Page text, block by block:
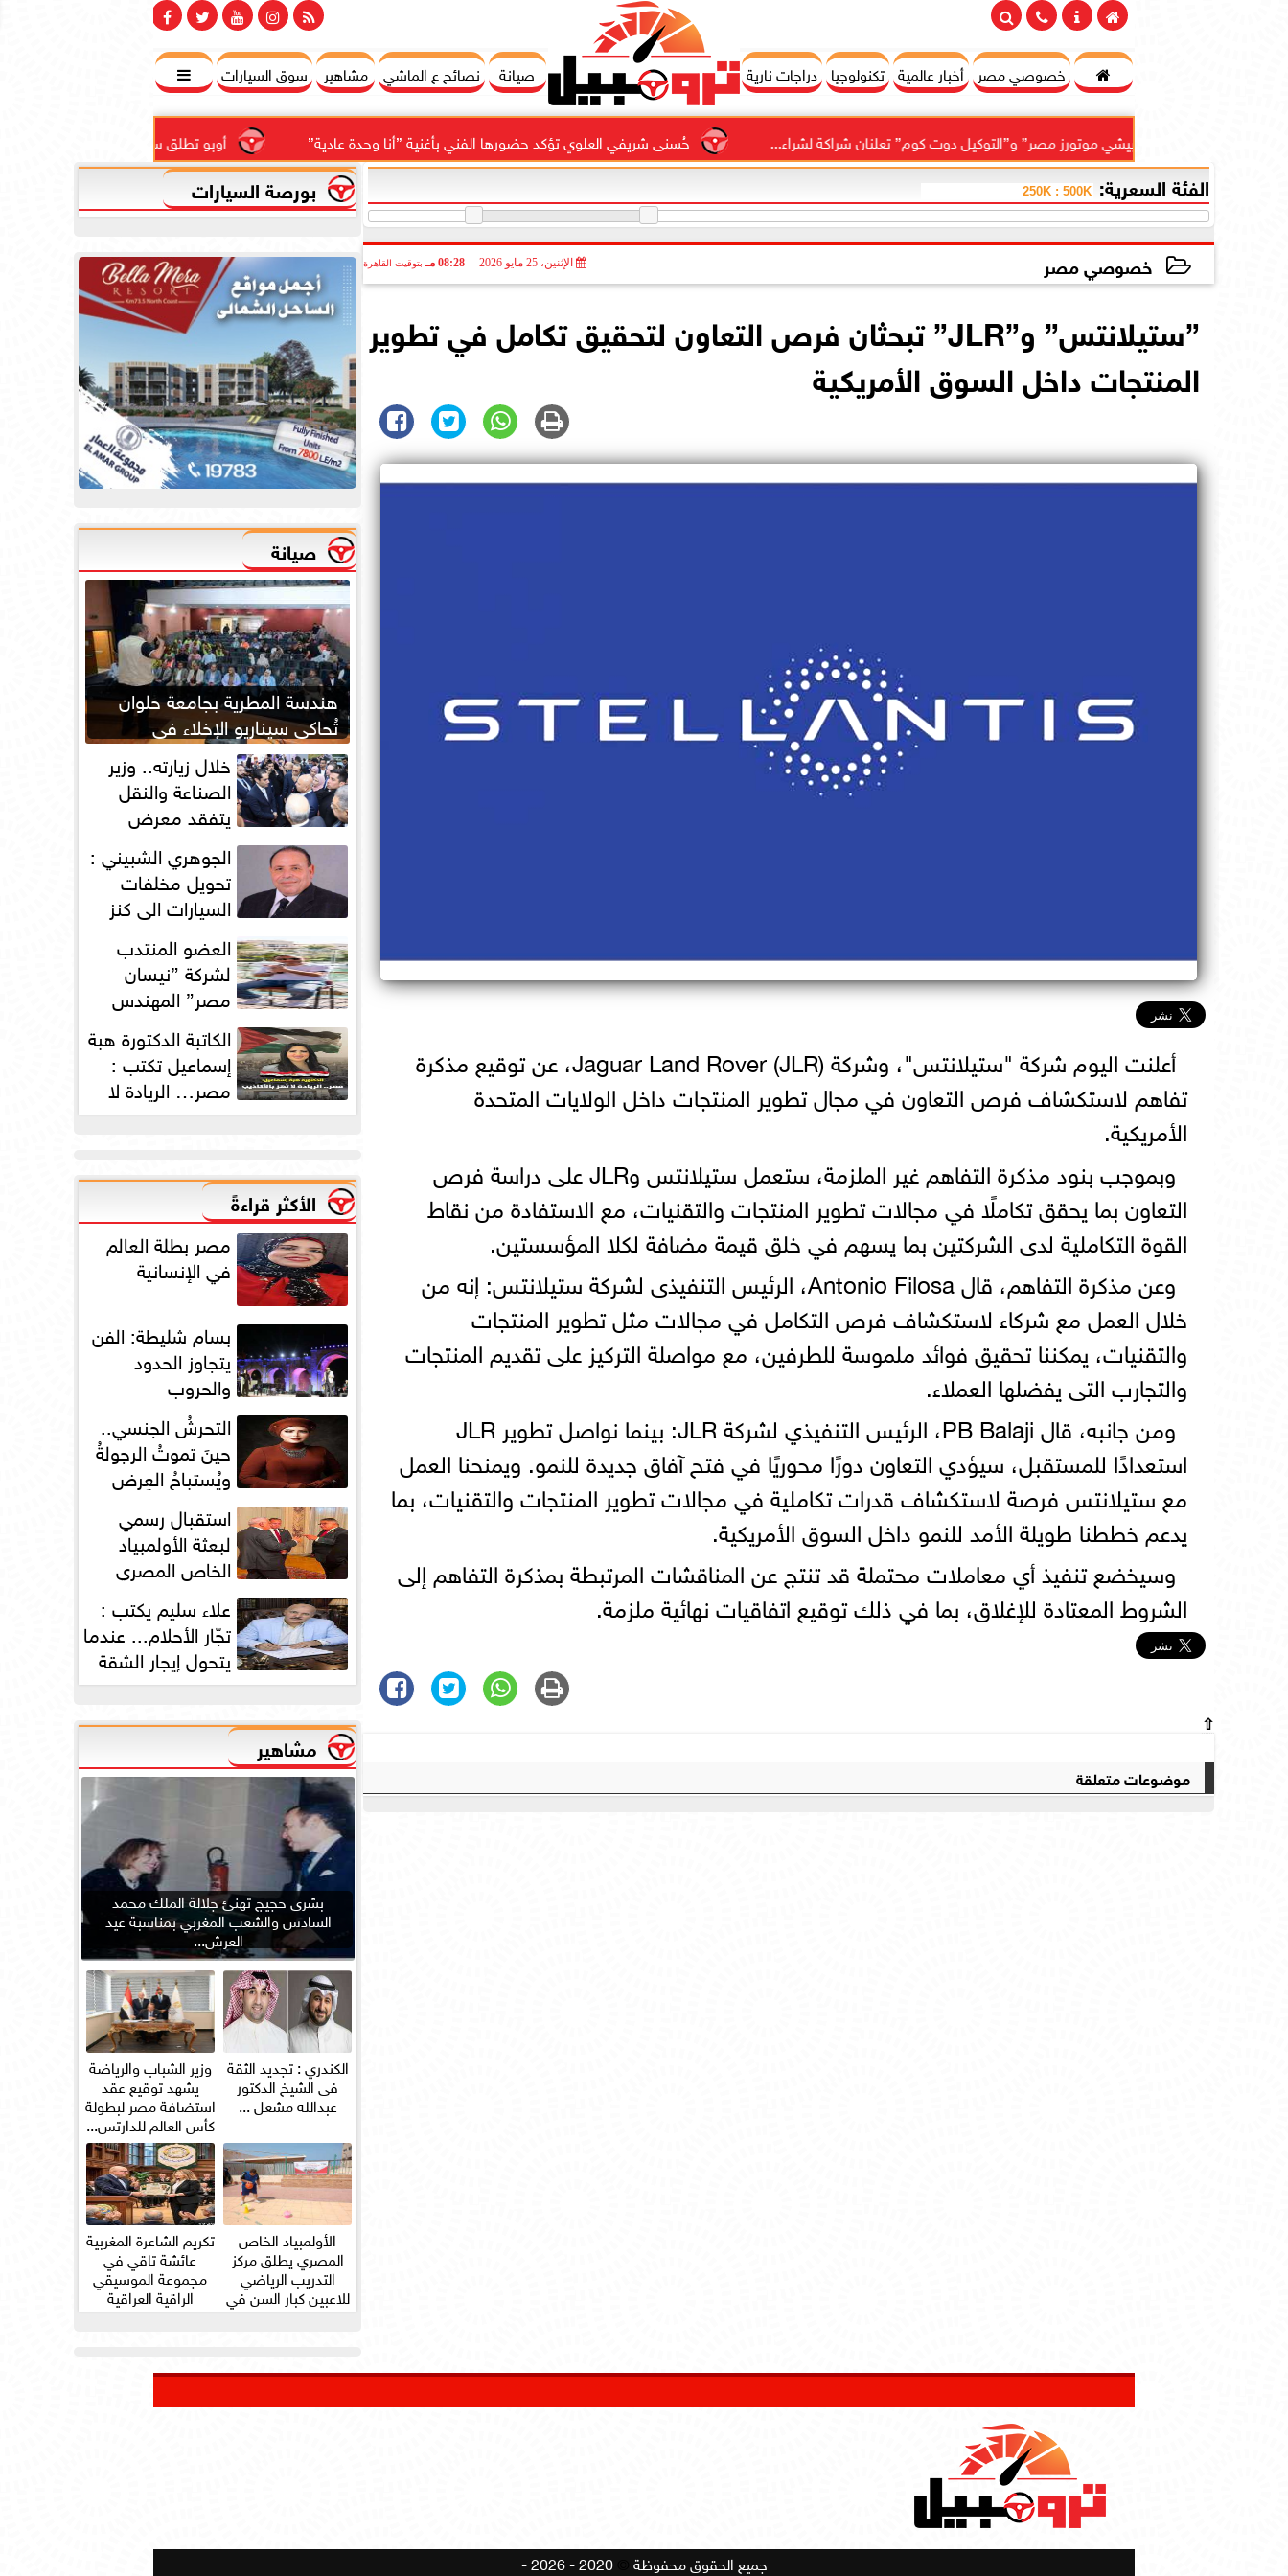
 خصوصي مصر أخبار عالمية تكنولوجيا دراجات نارية صيانة نصائح ع الماشي مشاهير سوق السيارات 
أوبو تطلق سلسلة رينو 16 في المملكة العربية السعودية بتصميم... حُسنى شريفي العلوي تؤكد حضورها الفني بأغنية ”أنا وحدة عادية” موتورز–ميتسوبيشي موتورز مصر” و”التوكيل دوت كوم” تعلنان شراكة لشراء...
الفئة السعرية:
خصوصي مصر الإثنين، 25 مايو 2026 08:28 مـ بتوقيت القاهرة
”ستيلانتس” و”JLR” تبحثان فرص التعاون لتحقيق تكامل في تطوير
المنتجات داخل السوق الأمريكية
أعلنت اليوم شركة "ستيلانتس"، وشركة Jaguar Land Rover (JLR)، عن توقيع مذكرة
تفاهم لاستكشاف فرص التعاون في مجال تطوير المنتجات داخل الولايات المتحدة
الأمريكية.
وبموجب بنود مذكرة التفاهم غير الملزمة، ستعمل ستيلانتس وJLR على دراسة فرص
التعاون بما يحقق تكاملًا في مجالات تطوير المنتجات والتقنيات، مع الاستفادة من نقاط
القوة التكاملية لدى الشركتين بما يسهم في خلق قيمة مضافة لكلا المؤسستين.
وعن مذكرة التفاهم، قال Antonio Filosa، الرئيس التنفيذى لشركة ستيلانتس: إنه من
خلال العمل مع شركاء لاستكشاف فرص التكامل في مجالات مثل تطوير المنتجات
والتقنيات، يمكننا تحقيق فوائد ملموسة للطرفين، مع مواصلة التركيز على تقديم المنتجات
والتجارب التى يفضلها العملاء.
ومن جانبه، قال PB Balaji، الرئيس التنفيذي لشركة JLR: بينما نواصل تطوير JLR
استعدادًا للمستقبل، سيؤدي التعاون دورًا محوريًا في فتح آفاق جديدة للنمو. ويمنحنا العمل
مع ستيلانتس فرصة لاستكشاف قدرات تكاملية في مجالات تطوير المنتجات والتقنيات، بما
يدعم خططنا طويلة الأمد للنمو داخل السوق الأمريكية.
وسيخضع تنفيذ أي معاملات محتملة قد تنتج عن المناقشات المرتبطة بمذكرة التفاهم إلى
الشروط المعتادة للإغلاق، بما في ذلك توقيع اتفاقيات نهائية ملزمة.
⇧
موضوعات متعلقة
بورصة السيارات
صيانة
هندسة المطرية بجامعة حلوان
تُحاكي سيناريو الإخلاء في
الحرائق لتعزيز جاهزية الطوارئ
خلال زيارته.. وزير
الصناعة والنقل
يتفقد معرض
دورته الأولى الجوهري الشبيني :
تحويل مخلفات
السيارات الي كنز
بمليارات الدولارات
العضو المنتدب
لشركة ”نيسان
مصر” المهندس
محمد عبد الصمد:
2025 عامًا استثنائيًا... الكاتبة الدكتورة هبة
إسماعيل تكتب :
مصر… الريادة لا
تُهز بالأكاذيب
الأكثر قراءةً
مصر بطلة العالم
في الإنسانية
بسام شليطة: الفن
يتجاوز الحدود
والحروب
التحرشُ الجنسي..
حينَ تموتُ الرجولةُ
ويُستباحُ العِرض
استقبال رسمي
لبعثة الأولمبياد
الخاص المصري
بسفارة مصر في
باريس علاء سليم يكتب :
تجّار الأحلام... عندما
يتحول إيجار الشقة
إلى مقصلةٍ...
مشاهير
بشرى حجيج تهنئ جلالة الملك محمد
السادس والشعب المغربي بمناسبة عيد
العرش...
الكندري : تجديد الثقة
فى الشيخ الدكتور
عبدالله مشعل ...
وزير الشباب والرياضة
يشهد توقيع عقد
استضافة مصر لبطولة
كأس العالم للدارتس...
الأولمبياد الخاص
المصري يطلق مركز
التدريب الرياضي
للاعبين كبار السن في
ثلاث...
تكريم الشاعرة المغربية
عائشة تاقي في
مجموعة الموسيقي
الراقية العراقية
جميع الحقوق محفوظة 2020 - 2026 -